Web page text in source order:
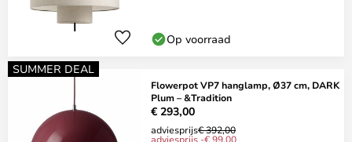
Op voorraad
SUMMER DEAL
Flowerpot VP7 hanglamp, Ø37 cm, DARK
Plum – &Tradition
€ 293,00
adviesprijs€ 392,00
adviesprijs -€ 99,00